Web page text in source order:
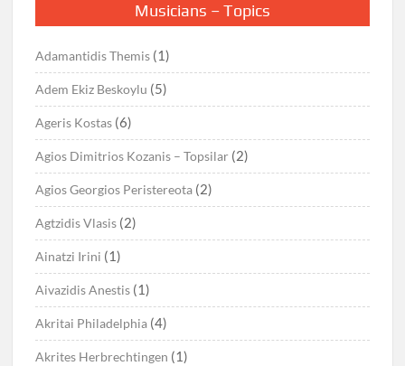
Musicians – Topics
Adamantidis Themis (1)
Adem Ekiz Beskoylu (5)
Ageris Kostas (6)
Agios Dimitrios Kozanis – Topsilar (2)
Agios Georgios Peristereota (2)
Agtzidis Vlasis (2)
Ainatzi Irini (1)
Aivazidis Anestis (1)
Akritai Philadelphia (4)
Akrites Herbrechtingen (1)